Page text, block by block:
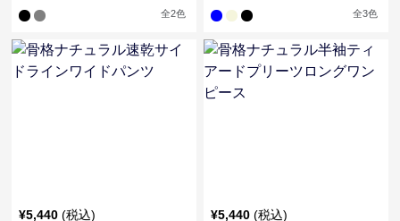
全2色 全3色
¥5,440 (税込) ¥5,440 (税込)